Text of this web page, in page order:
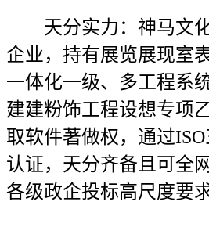
天分实力：神马文化
企业，持有展览展现室
一体化一级、多工程系
建建粉饰工程设想专项
取软件著做权，通过
认证，天分齐备且可全
各级政企投标高尺度要求